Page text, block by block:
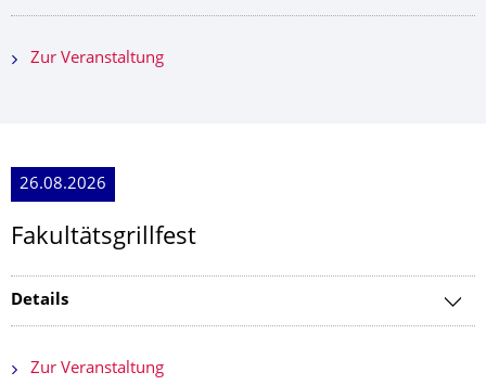
Zur Veranstaltung
26.08.2026
Fakultätsgrillfest
Details
Zur Veranstaltung